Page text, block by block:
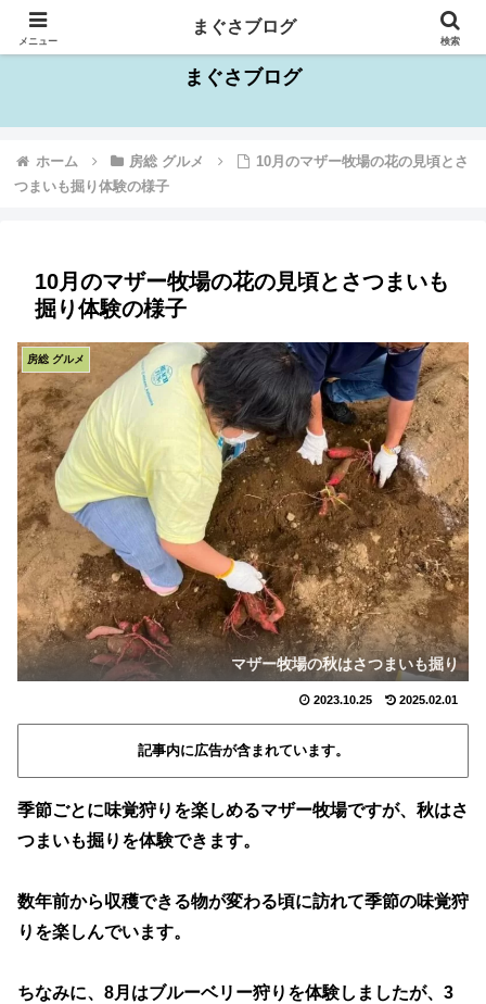
千葉県を中心としたお出かけスポット情報
まぐさブログ
ホーム 房総 グルメ
10月のマザー牧場の花の見頃とさ
つまいも掘り体験の様子
10月のマザー牧場の花の見頃とさつまいも
掘り体験の様子
房総 グルメ
マザー牧場の秋はさつまいも掘り
2023.10.25 2025.02.01
記事内に広告が含まれています。
季節ごとに味覚狩りを楽しめるマザー牧場ですが、秋はさ
つまいも掘りを体験できます。
数年前から収穫できる物が変わる頃に訪れて季節の味覚狩
りを楽しんでいます。
ちなみに、8月はブルーベリー狩りを体験しましたが、3
メニュー
まぐさブログ
検索